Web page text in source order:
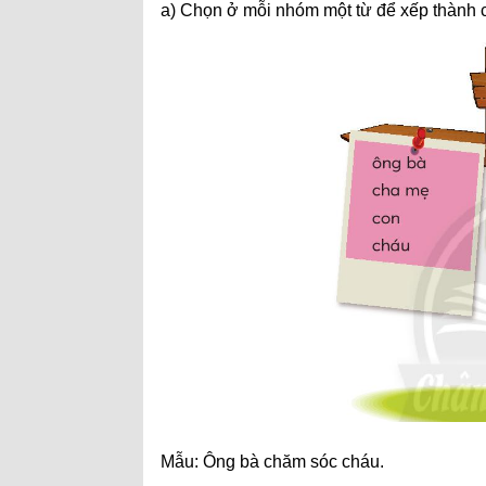
a) Chọn ở mỗi nhóm một từ để xếp thành
Mẫu: Ông bà chăm sóc cháu.